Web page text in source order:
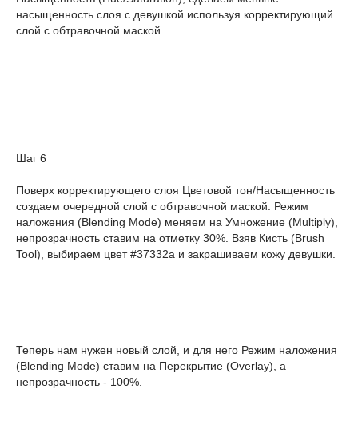
насыщенность слоя с девушкой используя корректирующий
слой с обтравочной маской.
Шаг 6
Поверх корректирующего слоя Цветовой тон/Насыщенность
создаем очередной слой с обтравочной маской. Режим
наложения (Blending Mode) меняем на Умножение (Multiply),
непрозрачность ставим на отметку 30%. Взяв Кисть (Brush
Tool), выбираем цвет #37332a и закрашиваем кожу девушки.
Теперь нам нужен новый слой, и для него Режим наложения
(Blending Mode) ставим на Перекрытие (Overlay), а
непрозрачность - 100%.